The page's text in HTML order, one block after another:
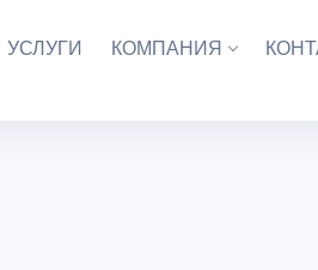
УСЛУГИ КОМПАНИЯ